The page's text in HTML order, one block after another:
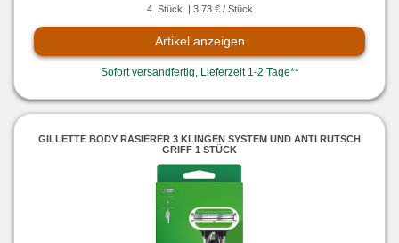
4 Stück | 3,73 € / Stück
Artikel anzeigen
Sofort versandfertig, Lieferzeit 1-2 Tage**
GILLETTE BODY RASIERER 3 KLINGEN SYSTEM UND ANTI RUTSCH
GRIFF 1 STÜCK